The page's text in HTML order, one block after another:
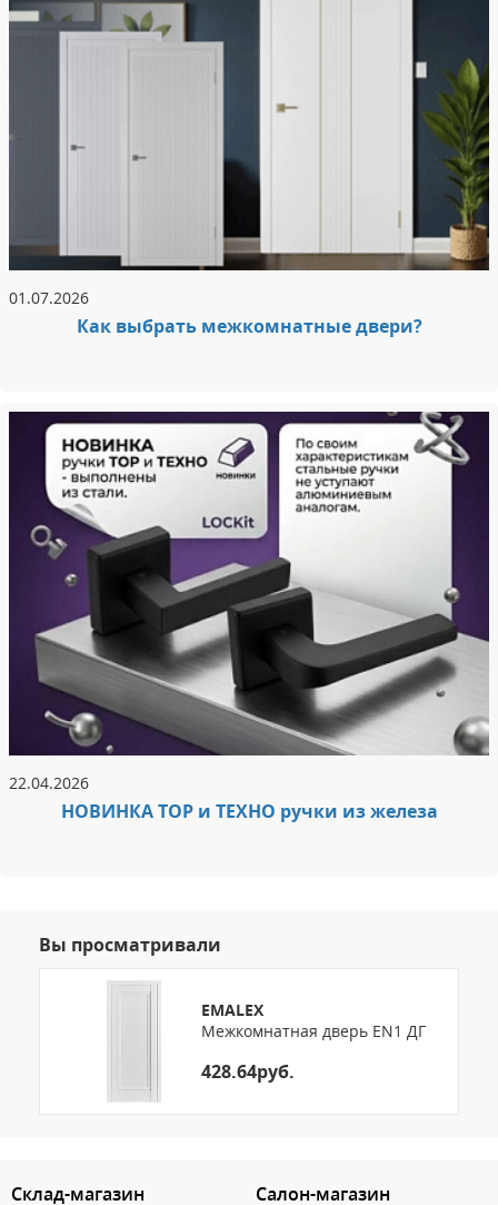
01.07.2026
Как выбрать межкомнатные двери?
22.04.2026
НОВИНКА ТОР и ТЕХНО ручки из железа
Вы просматривали
EMALEX
Межкомнатная дверь EN1 ДГ
428.64руб.
Склад-магазин
Салон-магазин